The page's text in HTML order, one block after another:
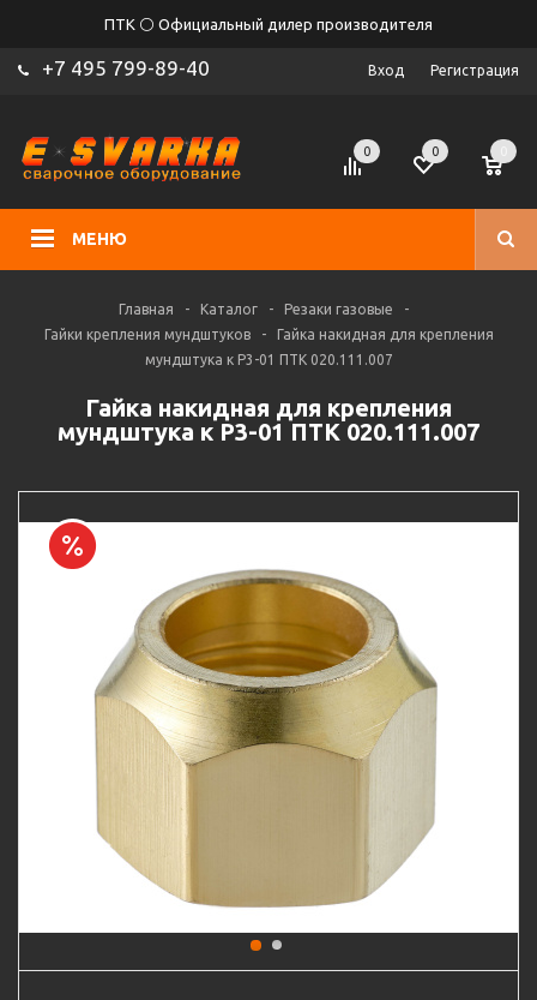
ПТК ⚪ Официальный дилер производителя
+7 495 799-89-40 Вход Регистрация
МЕНЮ
0 0
Главная - Каталог - Резаки газовые
-
Гайки крепления мундштуков
-
Гайка накидная для крепления
мундштука к Р3-01 ПТК 020.111.007
Гайка накидная для крепления
мундштука к Р3-01 ПТК 020.111.007